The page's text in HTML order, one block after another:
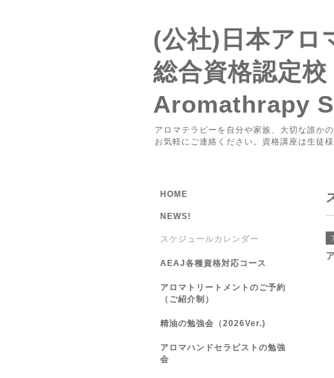
(公社)日本アロ
総合資格認定校
Aromathrapy
アロマテラピーを自分や家族、大切な誰か
お気軽にご連絡ください。資格講座は生徒
HOME
NEWS!
スケジュールカレンダー
AEAJ各種資格対応コース
アロマトリートメントのご予約
（ご紹介制）
精油の勉強会（2026Ver.)
アロマハンドセラピストの勉強
会